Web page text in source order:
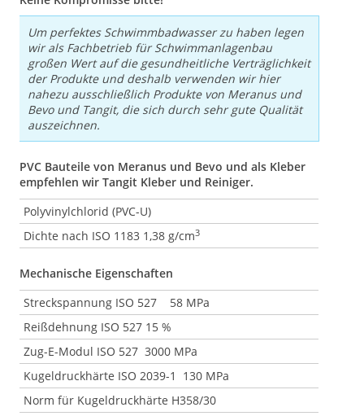
Um perfektes Schwimmbadwasser zu haben legen
wir als Fachbetrieb für Schwimmanlagenbau
großen Wert auf die gesundheitliche Verträglichkeit
der Produkte und deshalb verwenden wir hier
nahezu ausschließlich Produkte von Meranus und
Bevo und Tangit, die sich durch sehr gute Qualität
auszeichnen.
PVC Bauteile von Meranus und Bevo und als Kleber
empfehlen wir Tangit Kleber und Reiniger.
Polyvinylchlorid (PVC-U)
Dichte nach ISO 1183 1,38 g/cm3
Mechanische Eigenschaften
Streckspannung ISO 527 58 MPa
Reißdehnung ISO 527 15 %
Zug-E-Modul ISO 527 3000 MPa
Kugeldruckhärte ISO 2039-1 130 MPa
Norm für Kugeldruckhärte H358/30